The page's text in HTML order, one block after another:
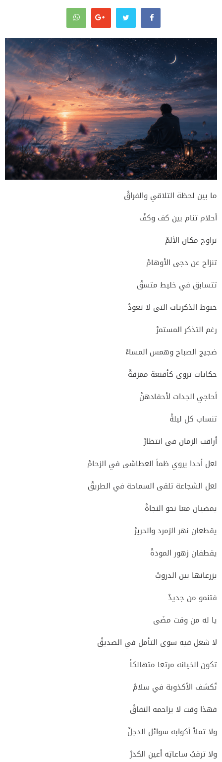
ما بين لحظة التلاقي والفراقْ
أحلام تنام بين كف وكفْ
تراوح مكان الألمْ
تنزاح عن دجى الأوهامْ
تتسابق في خليط متسقْ
خيوط الذكريات التي لا تعودْ
رغم التذكر المستمرْ
ضجيج الصباح وهمس المساءْ
حكايات تروى كأقنعة ممزقةْ
أحاجي الجدات لأحفادهنْ
تنساب كل ليلةْ
أراقب الزمان في انتظارْ
لعل أحدا يروي ظمأ العطاشى في الزحامْ
لعل الشجاعة تلقى السماحة في الطريقْ
يمضيان معا نحو النجاةْ
يقطعان نهر الزمرد والحريرْ
يقطفان زهور المودةْ
يزرعانها بين الدروبْ
فتنمو من جديدْ
يا له من وقت مضَى
لا شغل فيه سوى التأمل في الصديقْ
تكون الخيانة مرتعا متهالكاً
تُكشف الأكذوبة في سلامْ
فهذا وقت لا يزاحمه النفاقْ
ولا تملأ أكوابه سوائل الدجلْ
ولا ترقبُ ساعاتِه أعين الكدرْ